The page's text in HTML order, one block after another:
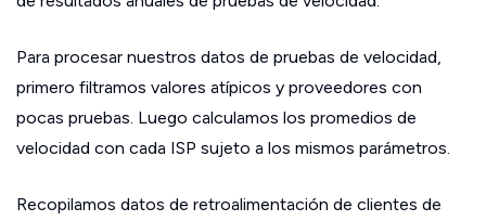
Para procesar nuestros datos de pruebas de velocidad,
primero filtramos valores atípicos y proveedores con
pocas pruebas. Luego calculamos los promedios de
velocidad con cada ISP sujeto a los mismos parámetros.
Recopilamos datos de retroalimentación de clientes de